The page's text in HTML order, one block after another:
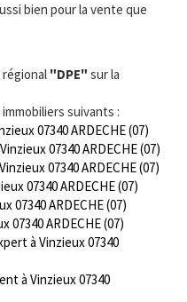
bien pour la vente que
"DPE" sur la
suivants :
07340 ARDECHE (07)
07340 ARDECHE (07)
07340 ARDECHE (07)
07340 ARDECHE (07)
07340 ARDECHE (07)
07340 ARDECHE (07)
à Vinzieux 07340
à Vinzieux 07340